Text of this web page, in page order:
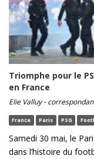
Triomphe pour le
en France
Elie Valluy -
France Paris PSG
Samedi 30 mai, le
dans l’histoire du